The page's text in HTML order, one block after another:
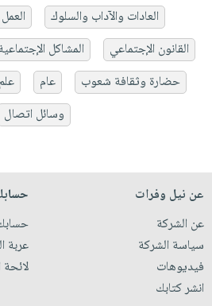
العادات والآداب والسلوك
القانون الإجتماعي
المشاكل
حضارة وثقافة شعوب
عام
وسائل اتصال
عن نيل وفرات
عن الشركة
سياسة الشركة
فيديوهات
انشر كتابك
عربة
لائحة